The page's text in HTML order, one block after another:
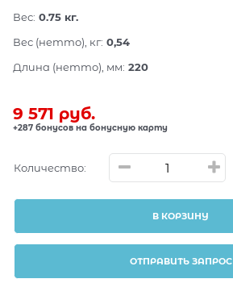
Вес: 0.75 кг.
Вес (нетто), кг: 0,54
Длина (нетто), мм: 220
9 571 руб.
+287 бонусов на бонусную карту
Количество:
В КОРЗИНУ
ОТПРАВИТЬ ЗАПРОС